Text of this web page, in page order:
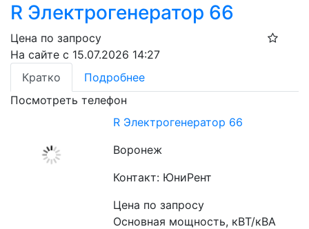
R Электрогенератор 66
Цена по запросу
На сайте с 15.07.2026 14:27
Кратко
Подробнее
Посмотреть телефон
R Электрогенератор 66
Воронеж
Контакт: ЮниРент
Цена по запросу
Основная мощность, кВТ/кВА